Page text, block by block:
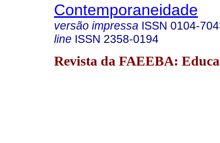
Contemporaneidade
versão impressa ISSN 0104-
line ISSN 2358-0194
Revista da FAEEBA: